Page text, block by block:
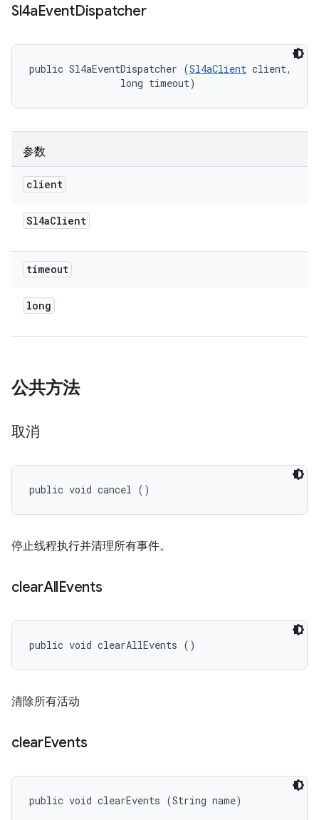
Sl4aEventDispatcher
public Sl4aEventDispatcher (Sl4aClient client,
                long timeout)
参数
client
Sl4aClient
timeout
long
公共方法
取消
public void cancel ()
停止线程执行并清理所有事件。
clearAllEvents
public void clearAllEvents ()
清除所有活动
clearEvents
public void clearEvents (String name)